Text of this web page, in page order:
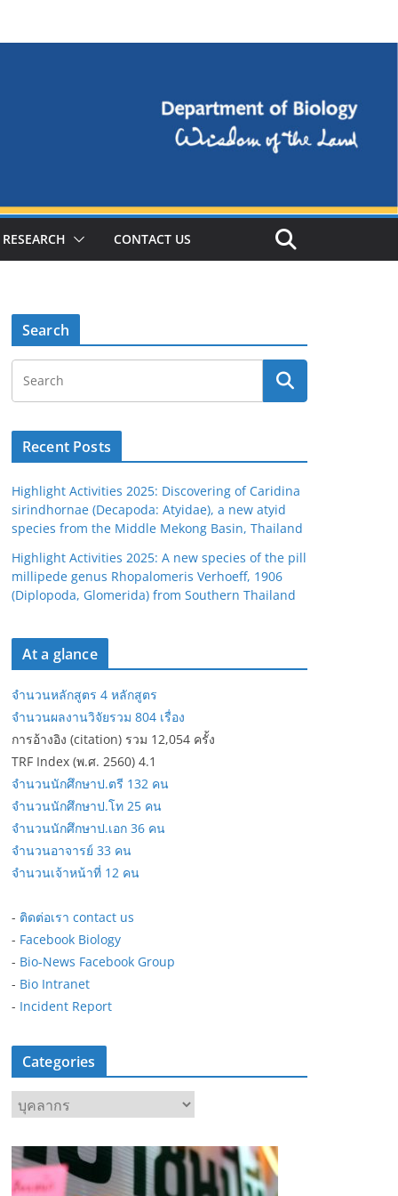
RESEARCH CONTACT US
Search
Recent Posts
Highlight Activities 2025: Discovering of Caridina
sirindhornae (Decapoda: Atyidae), a new atyid
species from the Middle Mekong Basin, Thailand
Highlight Activities 2025: A new species of the pill
millipede genus Rhopalomeris Verhoeff, 1906
(Diplopoda, Glomerida) from Southern Thailand
At a glance
จำนวนหลักสูตร 4 หลักสูตร
จำนวนผลงานวิจัยรวม 804 เรื่อง
การอ้างอิง (citation) รวม 12,054 ครั้ง
TRF Index (พ.ศ. 2560) 4.1
จำนวนนักศึกษาป.ตรี 132 คน
จำนวนนักศึกษาป.โท 25 คน
จำนวนนักศึกษาป.เอก 36 คน
จำนวนอาจารย์ 33 คน
จำนวนเจ้าหน้าที่ 12 คน
- ติดต่อเรา contact us
- Facebook Biology
- Bio-News Facebook Group
- Bio Intranet
- Incident Report
Categories
C
a
t
e
g